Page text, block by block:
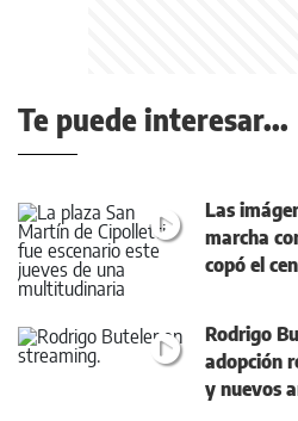
Te puede interesar...
Las
marcha
copó el
Rodrigo
adopción
y nuevos